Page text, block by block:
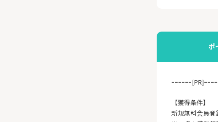
ポ
ｰｰｰｰｰｰ[PR]ｰｰｰ
【獲得条件】
新規無料会員登